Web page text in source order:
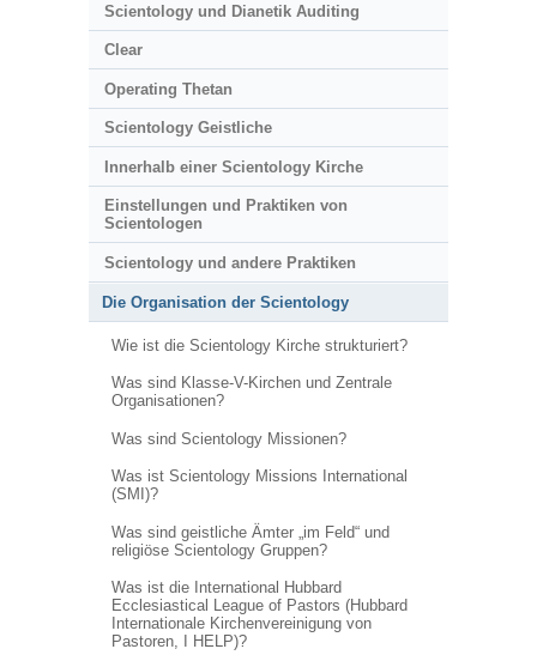
Scientology und Dianetik Auditing
Clear
Operating Thetan
Scientology Geistliche
Innerhalb einer Scientology Kirche
Einstellungen und Praktiken von
Scientologen
Scientology und andere Praktiken
Die Organisation der Scientology
Wie ist die Scientology Kirche strukturiert?
Was sind Klasse-V-Kirchen und Zentrale
Organisationen?
Was sind Scientology Missionen?
Was ist Scientology Missions International
(SMI)?
Was sind geistliche Ämter „im Feld“ und
religiöse Scientology Gruppen?
Was ist die International Hubbard
Ecclesiastical League of Pastors (Hubbard
Internationale Kirchenvereinigung von
Pastoren, I HELP)?